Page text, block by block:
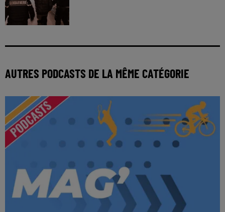
AUTRES PODCASTS DE LA MÊME CATÉGORIE